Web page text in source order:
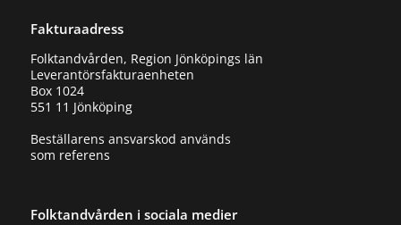
Fakturaadress
Folktandvården, Region Jönköpings län
Leverantörsfakturaenheten
Box 1024
551 11 Jönköping
Beställarens ansvarskod används
som referens
Folktandvården i sociala medier